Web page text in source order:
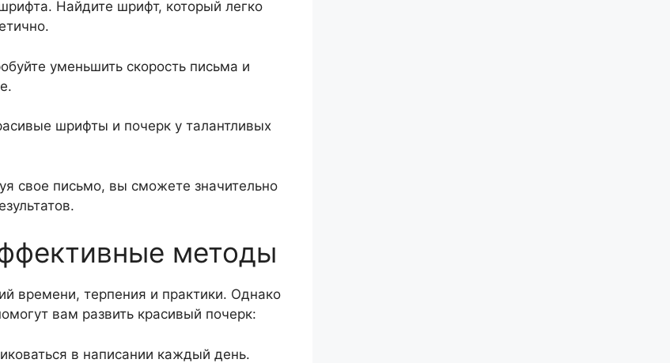
Найдите шрифт, который легко
уменьшить скорость письма и
шрифты и почерк у талантливых
свое письмо, вы сможете значительно
методы
времени, терпения и практики. Однако
вам развить красивый почерк:
в написании каждый день.